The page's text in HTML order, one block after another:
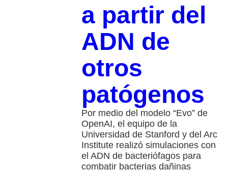
a partir del
ADN de
otros
patógenos
Por medio del modelo “Evo” de
OpenAI, el equipo de la
Universidad de Stanford y del Arc
Institute realizó simulaciones con
el ADN de bacteriófagos para
combatir bacterias dañinas